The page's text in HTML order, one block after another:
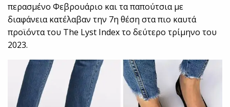
περασμένο Φεβρουάριο και τα παπούτσια με
διαφάνεια κατέλαβαν την 7η θέση στα πιο καυτά
προϊόντα του The Lyst Index το δεύτερο τρίμηνο του
2023.